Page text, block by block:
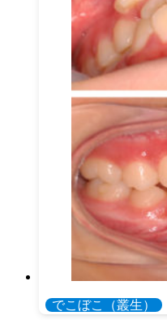
でこぼこ（叢生）